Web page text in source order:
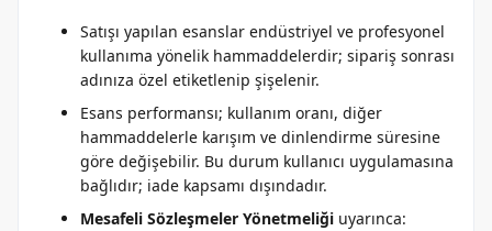
Satışı yapılan esanslar endüstriyel ve profesyonel
kullanıma yönelik hammaddelerdir; sipariş sonrası
adınıza özel etiketlenip şişelenir.
Esans performansı; kullanım oranı, diğer
hammaddelerle karışım ve dinlendirme süresine
göre değişebilir. Bu durum kullanıcı uygulamasına
bağlıdır; iade kapsamı dışındadır.
Mesafeli Sözleşmeler Yönetmeliği uyarınca: